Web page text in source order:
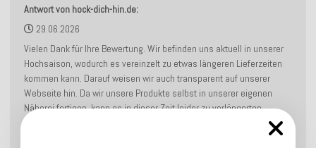
Antwort von hock-dich-hin.de:
29.06.2026
Vielen Dank für Ihre Bewertung. Wir befinden uns aktuell in unserer
Hochsaison, wodurch es vereinzelt zu etwas längeren Lieferzeiten
kommen kann. Darauf weisen wir auch transparent auf unserer
Webseite hin. Da wir unsere Produkte selbst in unserer eigenen
Näherei fertigen, kann es in dieser Zeit leider zu verlängerten
Produktions- und Versandzeiten kommen. Sie haben zudem von uns
ein entsprechendes Update erhalten, wann Ihre Bestellung unser